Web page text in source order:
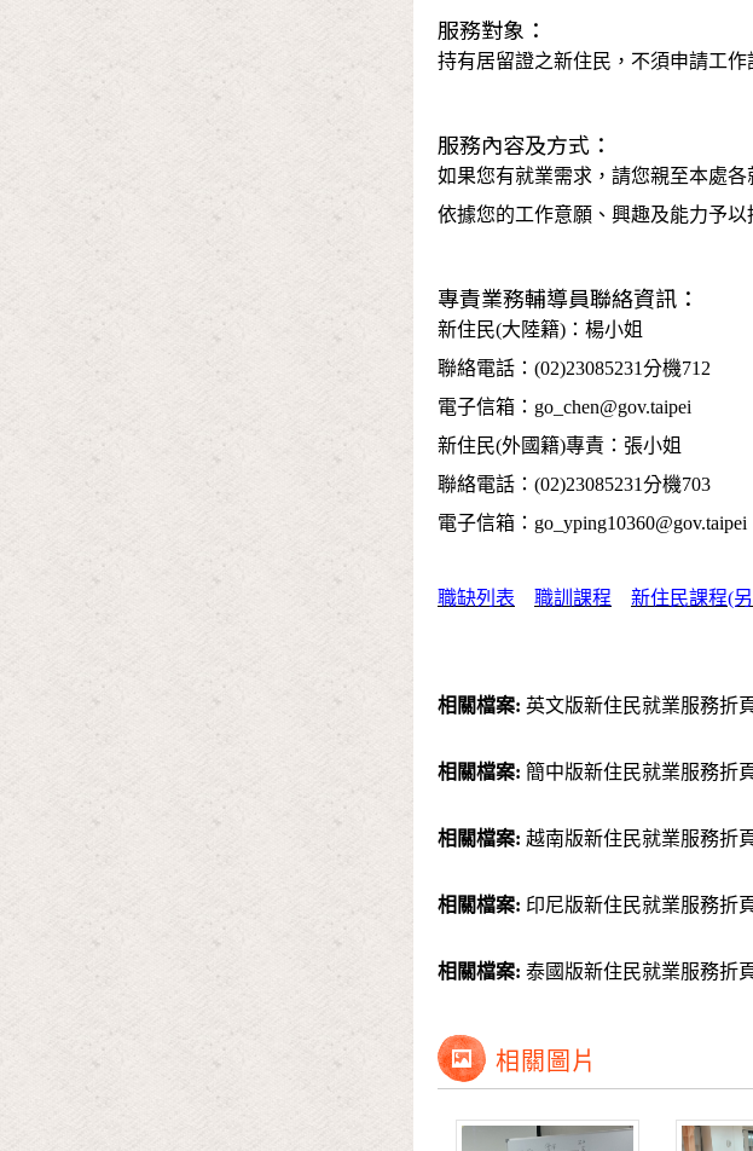
服務對象：
持有居留證之新住民，不須申請工作
服務內容及方式：
如果您有就業需求，請您親至本處
依據您的工作意願、興趣及能力予
專責業務輔導員聯絡資訊：
新住民(大陸籍)：楊小姐
聯絡電話：(02)23085231分機712
電子信箱：go_chen@gov.taipei
新住民(外國籍)專責：張小姐
聯絡電話：(02)23085231分機703
電子信箱：go_yping10360@gov.taipei
職缺列表 職訓課程 新住民課程(
相關檔案: 英文版新住民就業服務折
相關檔案: 簡中版新住民就業服務折
相關檔案: 越南版新住民就業服務折
相關檔案: 印尼版新住民就業服務折
相關檔案: 泰國版新住民就業服務折
相關圖片